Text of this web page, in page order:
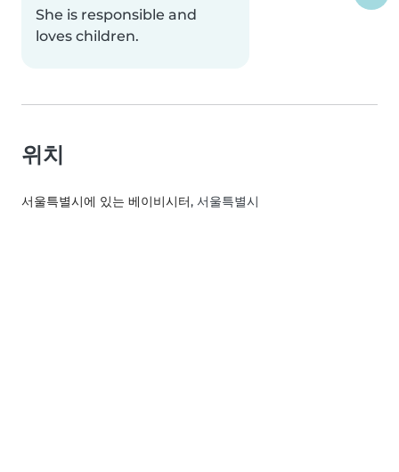
She is responsible and
loves children.
위치
서울특별시에 있는 베이비시터, 서울특별시